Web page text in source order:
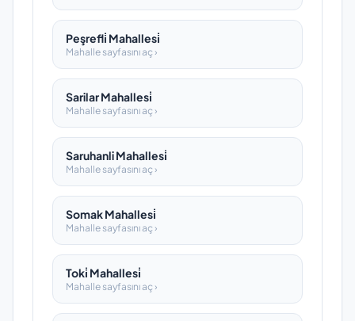
Peşrefli̇ Mahallesi̇
Mahalle sayfasını aç ›
Sarilar Mahallesi̇
Mahalle sayfasını aç ›
Saruhanli Mahallesi̇
Mahalle sayfasını aç ›
Somak Mahallesi̇
Mahalle sayfasını aç ›
Toki̇ Mahallesi̇
Mahalle sayfasını aç ›